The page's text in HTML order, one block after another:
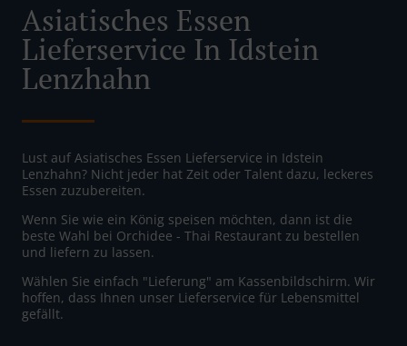
Asiatisches Essen
Lieferservice In Idstein
Lenzhahn
Lust auf Asiatisches Essen Lieferservice in Idstein
Lenzhahn? Nicht jeder hat Zeit oder Talent dazu, leckeres
Essen zuzubereiten.
Wenn Sie wie ein König speisen möchten, dann ist die
beste Wahl bei Orchidee - Thai Restaurant zu bestellen
und liefern zu lassen.
Wählen Sie einfach "Lieferung" am Kassenbildschirm. Wir
hoffen, dass Ihnen unser Lieferservice für Lebensmittel
gefällt.